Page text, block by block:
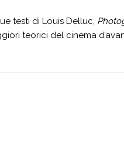
testi di Louis Delluc,
teorici del cinema